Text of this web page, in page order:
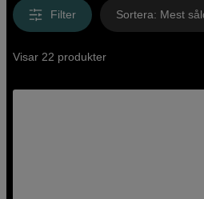
Nikon, Sony, Fujifilm med flera.
ögonmusslor här och köp online
Filter Sortera: Mest
Visar 22 produkter